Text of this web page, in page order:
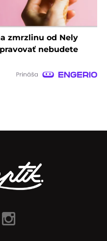
zmrzlinu od Nely
nebudete